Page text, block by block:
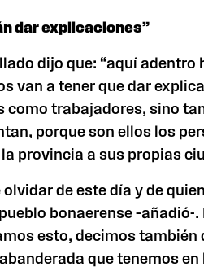
dar explicaciones”
dijo que: “aquí adentro
van a tener que dar
como trabajadores, sino
porque son ellos los
provincia a sus propias
de este día y de
bonaerense –añadió-.
esto, decimos también
que tenemos en